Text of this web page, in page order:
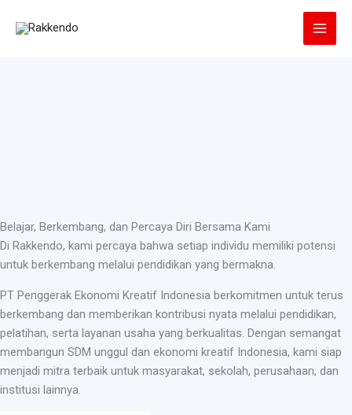
Belajar, Berkembang, dan Percaya Diri Bersama Kami
Di Rakkendo, kami percaya bahwa setiap individu memiliki potensi
untuk berkembang melalui pendidikan yang bermakna.
PT Penggerak Ekonomi Kreatif Indonesia berkomitmen untuk terus
berkembang dan memberikan kontribusi nyata melalui pendidikan,
pelatihan, serta layanan usaha yang berkualitas. Dengan semangat
membangun SDM unggul dan ekonomi kreatif Indonesia, kami siap
menjadi mitra terbaik untuk masyarakat, sekolah, perusahaan, dan
institusi lainnya.